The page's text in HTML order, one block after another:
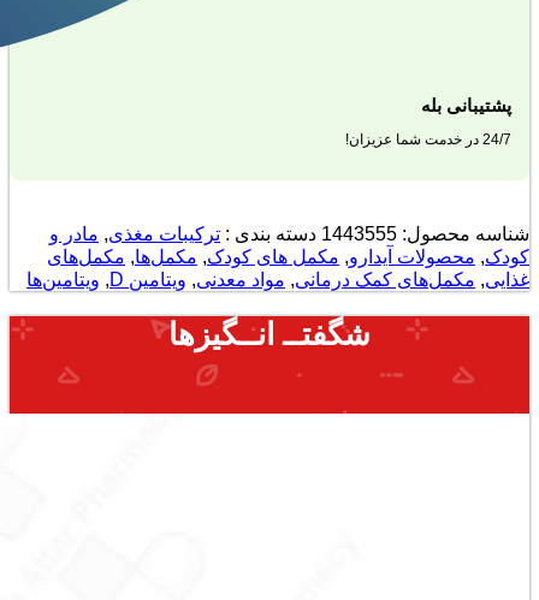
پشتیبانی بله
24/7 در خدمت شما عزیزان!
شناسه محصول: 1443555 دسته بندی : ترکیبات مغذی, مادر و
کودک, محصولات آیدارو, مکمل های کودک, مکمل‌ها, مکمل‌های
غذایی, مکمل‌های کمک درمانی, مواد معدنی, ویتامین D , ویتامین‌ها
شگفتــ انــگیزها